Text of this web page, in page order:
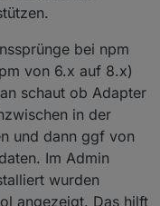
bei npm
von 6.x auf 8.x)
schaut ob Adapter
in der
und dann ggf von
Im Admin
wurden
angezeigt. Das hilft